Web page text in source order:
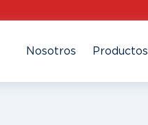
Nosotros Productos